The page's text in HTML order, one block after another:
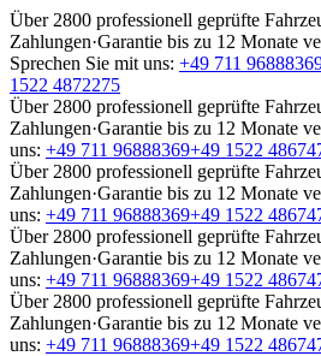
Über 2800 professionell geprüfte
Zahlungen·Garantie bis zu 12 Monate
Sprechen Sie mit uns: +49 711
1522 4872275
Über 2800 professionell geprüfte
Zahlungen·Garantie bis zu 12 Monate
uns: +49 711 96888369+49 1522
Über 2800 professionell geprüfte
Zahlungen·Garantie bis zu 12 Monate
uns: +49 711 96888369+49 1522
Über 2800 professionell geprüfte
Zahlungen·Garantie bis zu 12 Monate
uns: +49 711 96888369+49 1522
Über 2800 professionell geprüfte
Zahlungen·Garantie bis zu 12 Monate
uns: +49 711 96888369+49 1522